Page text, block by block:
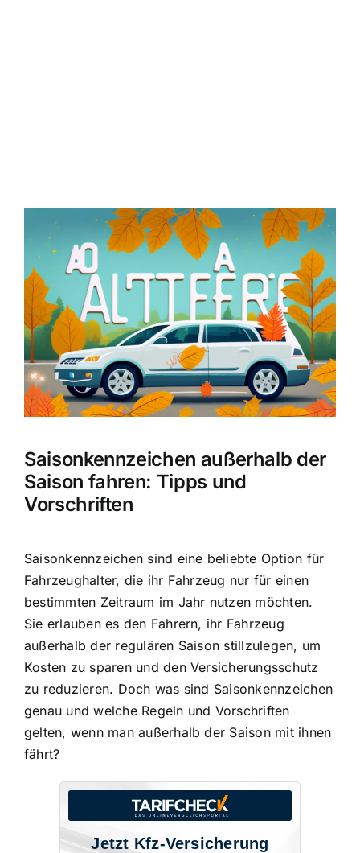
Zeige
grösseres
Bild
Saisonkennzeichen außerhalb der
Saison fahren: Tipps und
Vorschriften
Saisonkennzeichen sind eine beliebte Option für
Fahrzeughalter, die ihr Fahrzeug nur für einen
bestimmten Zeitraum im Jahr nutzen möchten.
Sie erlauben es den Fahrern, ihr Fahrzeug
außerhalb der regulären Saison stillzulegen, um
Kosten zu sparen und den Versicherungsschutz
zu reduzieren. Doch was sind Saisonkennzeichen
genau und welche Regeln und Vorschriften
gelten, wenn man außerhalb der Saison mit ihnen
fährt?
Jetzt Kfz-Versicherung